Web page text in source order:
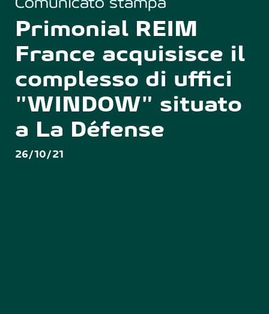
Primonial REIM
France acquisisce il
complesso di uffici
"WINDOW" situato
a La Défense
26/10/21